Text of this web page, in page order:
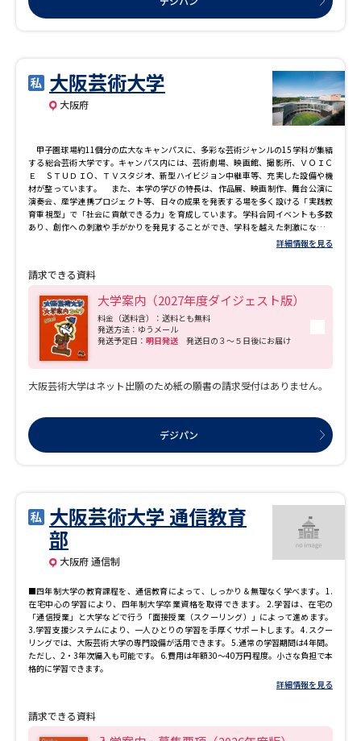
大阪芸術大学
大阪府
甲子園球場約11個分の広大なキャンパスに、多彩な芸術ジャンルの15学科が集結
する総合芸術大学です。キャンパス内には、芸術劇場、映画館、撮影所、ＶＯＩＣ
Ｅ ＳＴＵＤＩＯ、ＴＶスタジオ、新型ハイビジョン中継車等、充実した設備や機
材が整っています。 また、本学の学びの特長は、作品展、映画制作、舞台公演に
演奏会、産学連携プロジェクト等、日々の成果を発表する場を多く設ける「実践教
育重視型」で「社会に貢献できる力」を育成しています。学科合同イベントも多数
あり、創作への刺激や手がかりを発見することができ、学科を越えた刺激になる仲
間とのつながりも生まれます。総合芸術大学の多様性を活かし、幅広い視野と表現
者としての知識、技術、教養を身につけ感性を磨くことができる環境を実現してい
生!! アートの発想と表現×先端科学技術の理解と応用を学びの中心に、先端科学技
術を道具や素材として自在に操り、楽しと豊かさにあふれたモノ、コト、サービス
などをクリエイトする「アートサイエンス学科」。学科開設から2年目の2018年に
新校舎が完成しました。設計は、建築界のノーベル賞とも呼ばれている「プリツカ
ー賞」を受賞した妹島和世さん。未来の学修空間が形になった環境で、次世代のア
ート＆デザインシーンを生き抜くための力を養うことができます。 ・演奏学科 ポ
ピュラー音楽コースに新専攻!! 2020年度より、各楽器専攻に、ミュージッククリ
エイター（ＤＴＭ・ＤＡＷ／ＰＡ・ＳＲ／プロデュース）・ポピュラーコンポーザ
ー（作曲・アレンジ）・シンガーソングライターの3つの専攻が加わりました。より
幅広い専門知識が学べるようになります。
詳細情報を見る
請求できる資料
大学案内（2027年度ダイジェスト版）
料金（送料含）：送料とも無料
発送方法：ゆうメール
発送予定日： 明日発送 発送日の３～５日後にお届け
大阪芸術大学はネット出願のため紙の願書の請求受付はありません。
デジパン
大阪芸術大学 通信教育
部
大阪府 通信制
■四年制大学の教育課程を、通信教育によって、しっかり＆無理なく学べます。 1.
在宅中心の学習により、四年制大学卒業資格を取得できます。 2.学習は、在宅の
「通信授業」と大学などで行う「面接授業（スクーリング）」によって進めます。
3.学習支援システムにより、一人ひとりの学習を手厚くサポートします。 4.スクー
リングでは、大阪芸術大学の専門設備が活用できます。 5.通常の学習期間は4年間。
ただし、2・3年次編入も可能です。 6.費用は年額30～40万円程度。小さな負担で本
格的に学習できます。
詳細情報を見る
請求できる資料